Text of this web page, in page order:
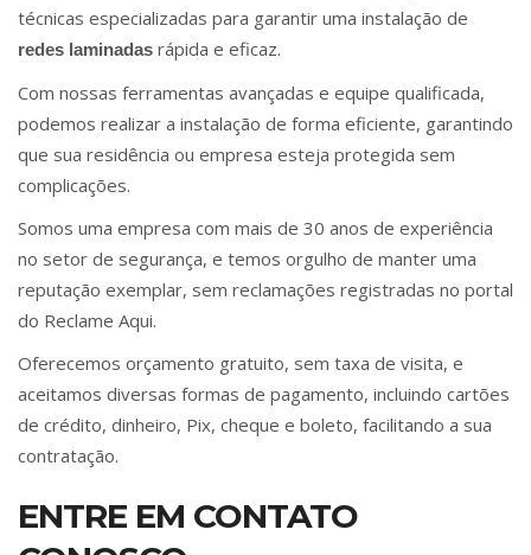
técnicas especializadas para garantir uma instalação de
redes laminadas rápida e eficaz.
Com nossas ferramentas avançadas e equipe qualificada,
podemos realizar a instalação de forma eficiente, garantindo
que sua residência ou empresa esteja protegida sem
complicações.
Somos uma empresa com mais de 30 anos de experiência
no setor de segurança, e temos orgulho de manter uma
reputação exemplar, sem reclamações registradas no portal
do Reclame Aqui.
Oferecemos orçamento gratuito, sem taxa de visita, e
aceitamos diversas formas de pagamento, incluindo cartões
de crédito, dinheiro, Pix, cheque e boleto, facilitando a sua
contratação.
ENTRE EM CONTATO